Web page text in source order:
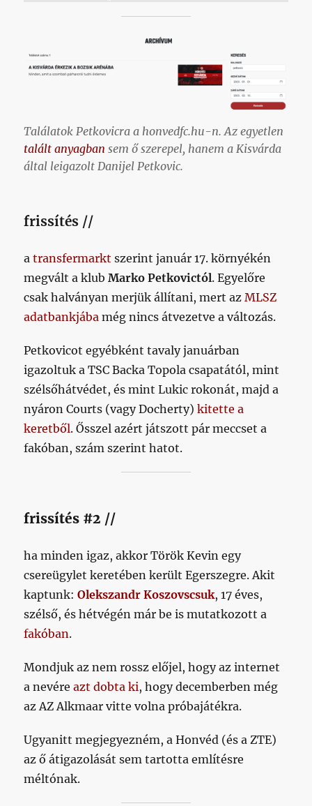
Találatok Petkovicra a honvedfc.hu-n. Az egyetlen
talált anyagban sem ő szerepel, hanem a Kisvárda
által leigazolt Danijel Petkovic.
frissítés //
atransfermarkt szerint január 17. környékén
megvált a klubMarko Petkovictól. Egyelőre
csak halványan merjük állítani, mert azMLSZ
adatbankjába még nincs átvezetve a változás.
Petkovicot egyébként tavaly januárban
igazoltuk a TSC Backa Topola csapatától, mint
szélsőhátvédet, és mint Lukic rokonát, majd a
nyáron Courts (vagy Docherty)kitette a
keretből. Ősszel azért játszott pár meccset a
fakóban, szám szerint hatot.
frissítés #2 //
ha minden igaz, akkor Török Kevin egy
csereügylet keretében került Egerszegre. Akit
kaptunk:Olekszandr Koszovscsuk, 17 éves,
szélső, és hétvégén már be is mutatkozott a
fakóban.
Mondjuk az nem rossz előjel, hogy az internet
a nevéreazt dobta ki, hogy decemberben még
az AZ Alkmaar vitte volna próbajátékra.
Ugyanitt megjegyezném, a Honvéd (és a ZTE)
az ő átigazolását sem tartotta említésre
méltónak.